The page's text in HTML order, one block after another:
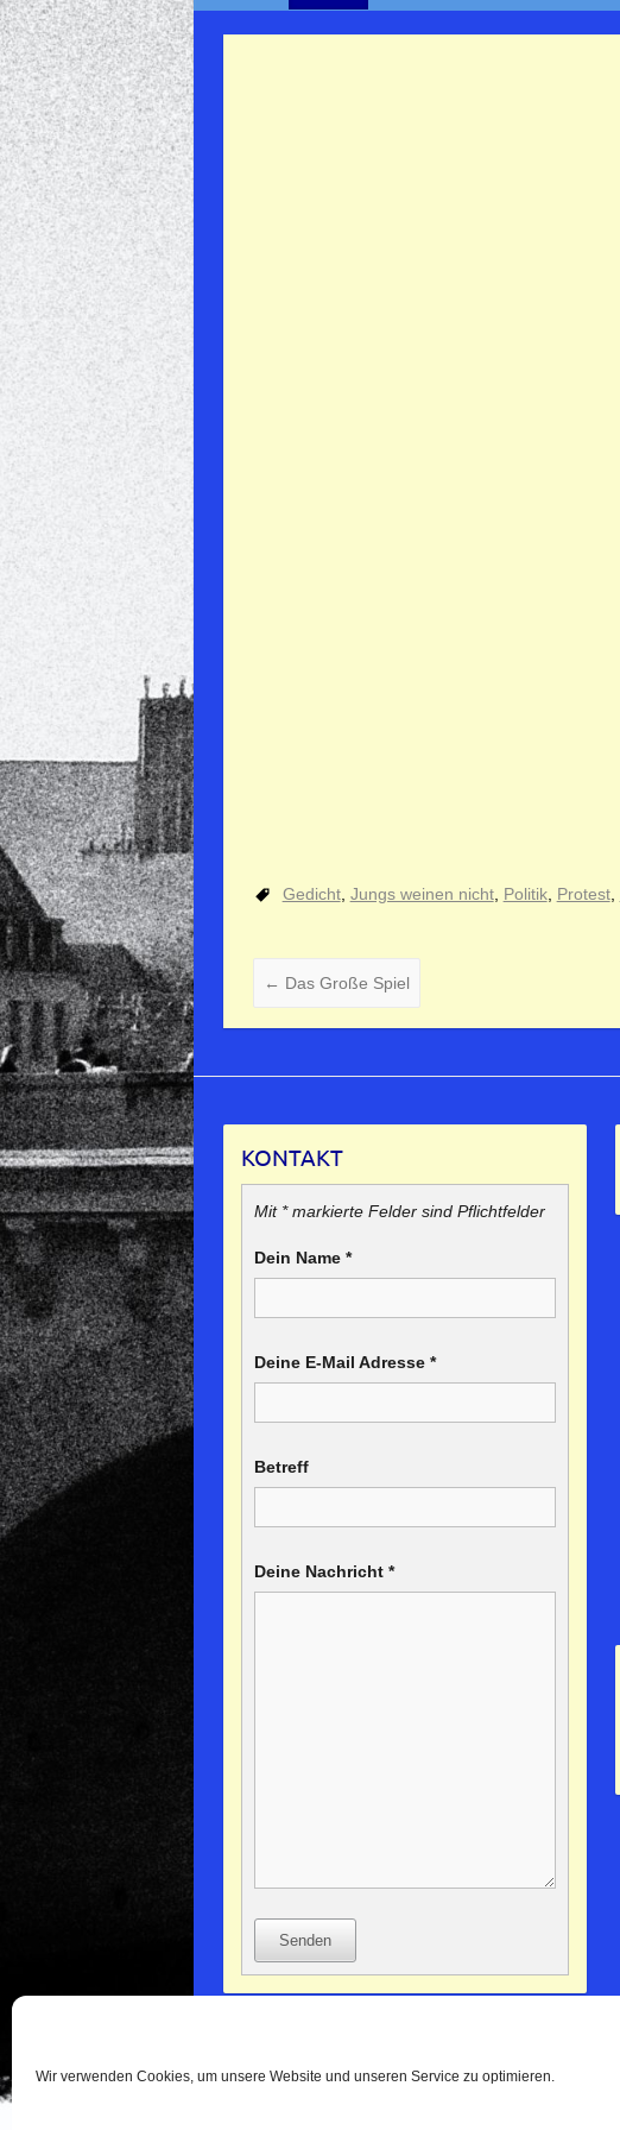
Wir verwenden Cookies, um unsere Website und unseren Service zu optimieren.
Gedicht, Jungs weinen nicht, Politik, Protest,
← Das Große Spiel
KONTAKT
Mit * markierte Felder sind Pflichtfelder
Dein Name*
Deine E-Mail Adresse*
Betreff
Deine Nachricht*
Senden